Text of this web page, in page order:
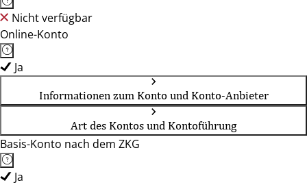
Nicht verfügbar
Online-Konto
Ja
Informationen zum Konto und Konto-Anbieter
Art des Kontos und Kontoführung
Basis-Konto nach dem ZKG
Ja